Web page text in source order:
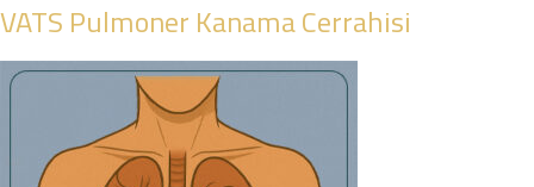
VATS Pulmoner Kanama Cerrahisi